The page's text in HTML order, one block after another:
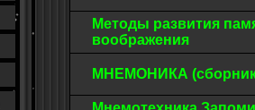
Методы развития
воображения
МНЕМОНИКА